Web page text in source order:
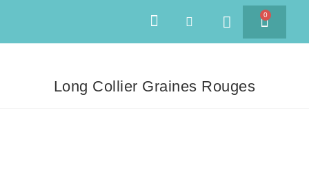
0
Long Collier Graines Rouges